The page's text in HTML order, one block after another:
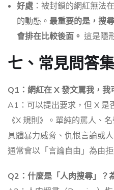
好處：被封鎖的網紅無法
的動態。 最重要的是，搜
會排在比較後面。 這是隱
七、常見問答集
Q1：網紅在 X 發文罵我，我
A1：可以提出要求，但 X 是
《X 規則》。單純的罵人、
具體暴力威脅、仇恨言論或
通常會以「言論自由」為由
Q2：什麼是「人肉搜尋」？